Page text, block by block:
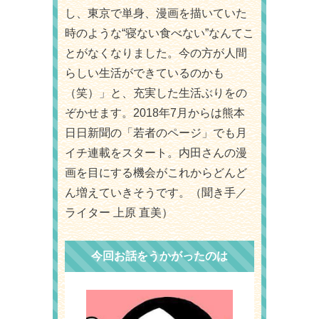
し、東京で単身、漫画を描いていた
時のような“寝ない食べない”なんてこ
とがなくなりました。今の方が人間
らしい生活ができているのかも
（笑）」と、充実した生活ぶりをの
ぞかせます。2018年7月からは熊本
日日新聞の「若者のページ」でも月
イチ連載をスタート。内田さんの漫
画を目にする機会がこれからどんど
ん増えていきそうです。（聞き手／
ライター 上原 直美）
今回お話をうかがったのは